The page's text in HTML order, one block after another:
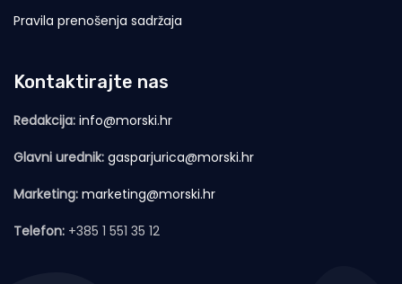
Pravila prenošenja sadržaja
Kontaktirajte nas
Redakcija: info@morski.hr
Glavni urednik: gasparjurica@morski.hr
Marketing: marketing@morski.hr
Telefon: +385 1 551 35 12